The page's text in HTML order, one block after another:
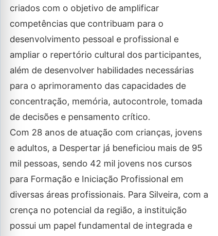
criados com o objetivo de amplificar
competências que contribuam para o
desenvolvimento pessoal e profissional e
ampliar o repertório cultural dos participantes,
além de desenvolver habilidades necessárias
para o aprimoramento das capacidades de
concentração, memória, autocontrole, tomada
de decisões e pensamento crítico.
Com 28 anos de atuação com crianças, jovens
e adultos, a Despertar já beneficiou mais de 95
mil pessoas, sendo 42 mil jovens nos cursos
para Formação e Iniciação Profissional em
diversas áreas profissionais. Para Silveira, com a
crença no potencial da região, a instituição
possui um papel fundamental de integrada e